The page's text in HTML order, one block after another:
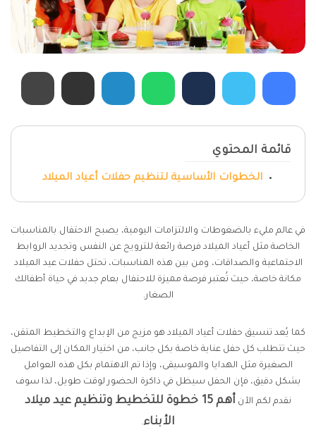
قائمة المحتوي
الخطوات الأساسية لتنظيم حفلات أعياد الميلاد
في عالم مليء بالضغوطات والالتزامات اليومية، يصبح الاحتفال بالمناسبات
الخاصة مثل أعياد الميلاد فرصة رائعة للترويح عن النفس وتجديد الروابط
الاجتماعية والصداقات، ومن بين هذه المناسبات، تحتل حفلات عيد الميلاد
مكانة خاصة، حيث تُعتبر فرصة مميزة للاحتفال بعام جديد في حياة أطفالك
الصغار.
كما يُعد تنسيق حفلات أعياد الميلاد هو مزيج من الإبداع والتخطيط المتقن،
حيث تتطلب كل حفل عناية خاصة بكل جانب، من اختيار المكان إلى التفاصيل
الصغيرة مثل الهدايا والموسيقى، وإذا تم الاهتمام بكل هذه العوامل
بشكل دقيق، فإن الحفل سيظل في ذاكرة الحضور لوقت طويل، لذا سوف
نقدم لكم الآن
أهم 15 خطوة للتخطيط وتنظيم عيد ميلاد
الأبناء.